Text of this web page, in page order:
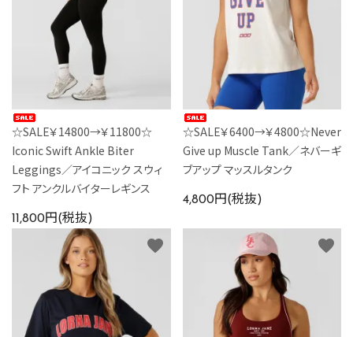
☆SALE￥14800→￥11800☆
Iconic Swift Ankle Biter
Leggings／アイコニック スウィ
フト アンクルバイターレギンス
11,800円(税抜)
☆SALE￥6400→￥4800☆Never
Give up Muscle Tank／ネバーギ
ブアップ マッスルタンク
4,800円(税抜)
favorite favorite